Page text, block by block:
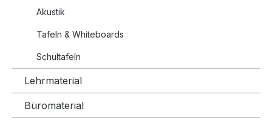
Akustik
Tafeln & Whiteboards
Schultafeln
Lehrmaterial
Büromaterial